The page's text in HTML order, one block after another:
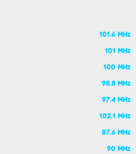
101.6 MHz
101 MHz
100 MHz
98.8 MHz
97.4 MHz
102.1 MHz
87.6 MHz
90 MHz